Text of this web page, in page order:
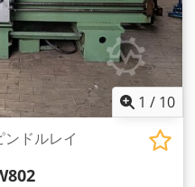
1 / 10
ドルレイ